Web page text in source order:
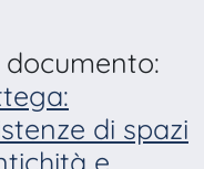
documento:
di spazi
e